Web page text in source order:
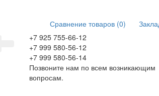
Сравнение товаров (0)
+7 925 755-66-12
+7 999 580-56-12
+7 999 580-56-14
Позвоните нам по всем возникающим
вопросам.